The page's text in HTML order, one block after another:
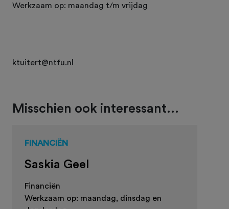
Werkzaam op: maandag t/m vrijdag
ktuitert@ntfu.nl
Misschien ook interessant...
FINANCIËN
Saskia Geel
Financiën
Werkzaam op: maandag, dinsdag en